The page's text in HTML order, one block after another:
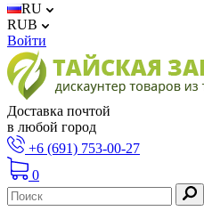
RU
RUB
Войти
Доставка почтой
в любой город
+6 (691) 753-00-27
0